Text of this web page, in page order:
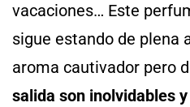
vacaciones… Este
sigue estando de plena
aroma cautivador pero
salida son inolvidables